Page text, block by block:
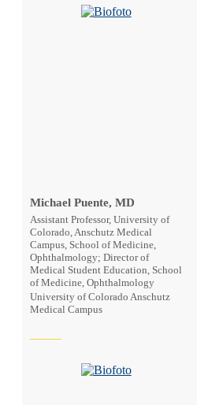
Michael Puente, MD
Assistant Professor, University of
Colorado, Anschutz Medical
Campus, School of Medicine,
Ophthalmology; Director of
Medical Student Education, School
of Medicine, Ophthalmology
University of Colorado Anschutz
Medical Campus